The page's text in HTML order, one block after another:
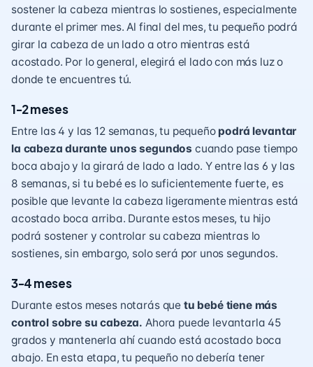
sostener la cabeza mientras lo sostienes, especialmente
durante el primer mes. Al final del mes, tu pequeño podrá
girar la cabeza de un lado a otro mientras está
acostado. Por lo general, elegirá el lado con más luz o
donde te encuentres tú.
1-2 meses
Entre las 4 y las 12 semanas, tu pequeño podrá levantar
la cabeza durante unos segundos cuando pase tiempo
boca abajoy la girará de lado a lado. Y entre las 6 y las
8 semanas, si tu bebé es lo suficientemente fuerte, es
posible que levante la cabeza ligeramente mientras está
acostado boca arriba. Durante estos meses, tu hijo
podrá sostener y controlar su cabeza mientras lo
sostienes, sin embargo, solo será por unos segundos.
3-4 meses
Durante estos meses notarás que tu bebé tiene más
control sobre su cabeza. Ahora puede levantarla 45
grados y mantenerla ahí cuando está acostado boca
abajo. En esta etapa, tu pequeño no debería tener